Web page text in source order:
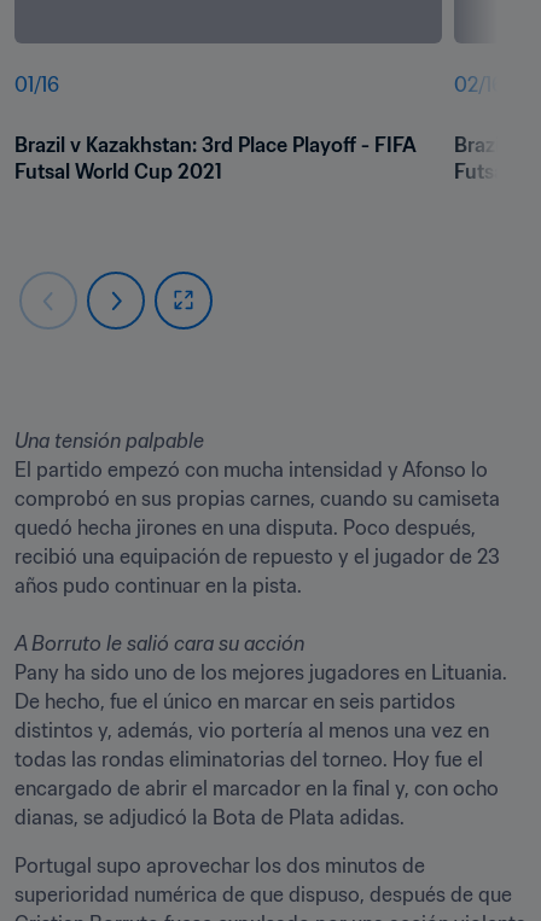
01 /16
Brazil v Kazakhstan: 3rd Place Playoff - FIFA
Futsal World Cup 2021
02/16
Brazil v
Futsal
El partido empezó con mucha intensidad y Afonso lo
comprobó en sus propias carnes, cuando su camiseta
quedó hecha jirones en una disputa. Poco después,
recibió una equipación de repuesto y el jugador de 23
años pudo continuar en la pista.
Pany ha sido uno de los mejores jugadores en Lituania.
De hecho, fue el único en marcar en seis partidos
distintos y, además, vio portería al menos una vez en
todas las rondas eliminatorias del torneo. Hoy fue el
encargado de abrir el marcador en la final y, con ocho
dianas, se adjudicó la Bota de Plata adidas.
Portugal supo aprovechar los dos minutos de
superioridad numérica de que dispuso, después de que